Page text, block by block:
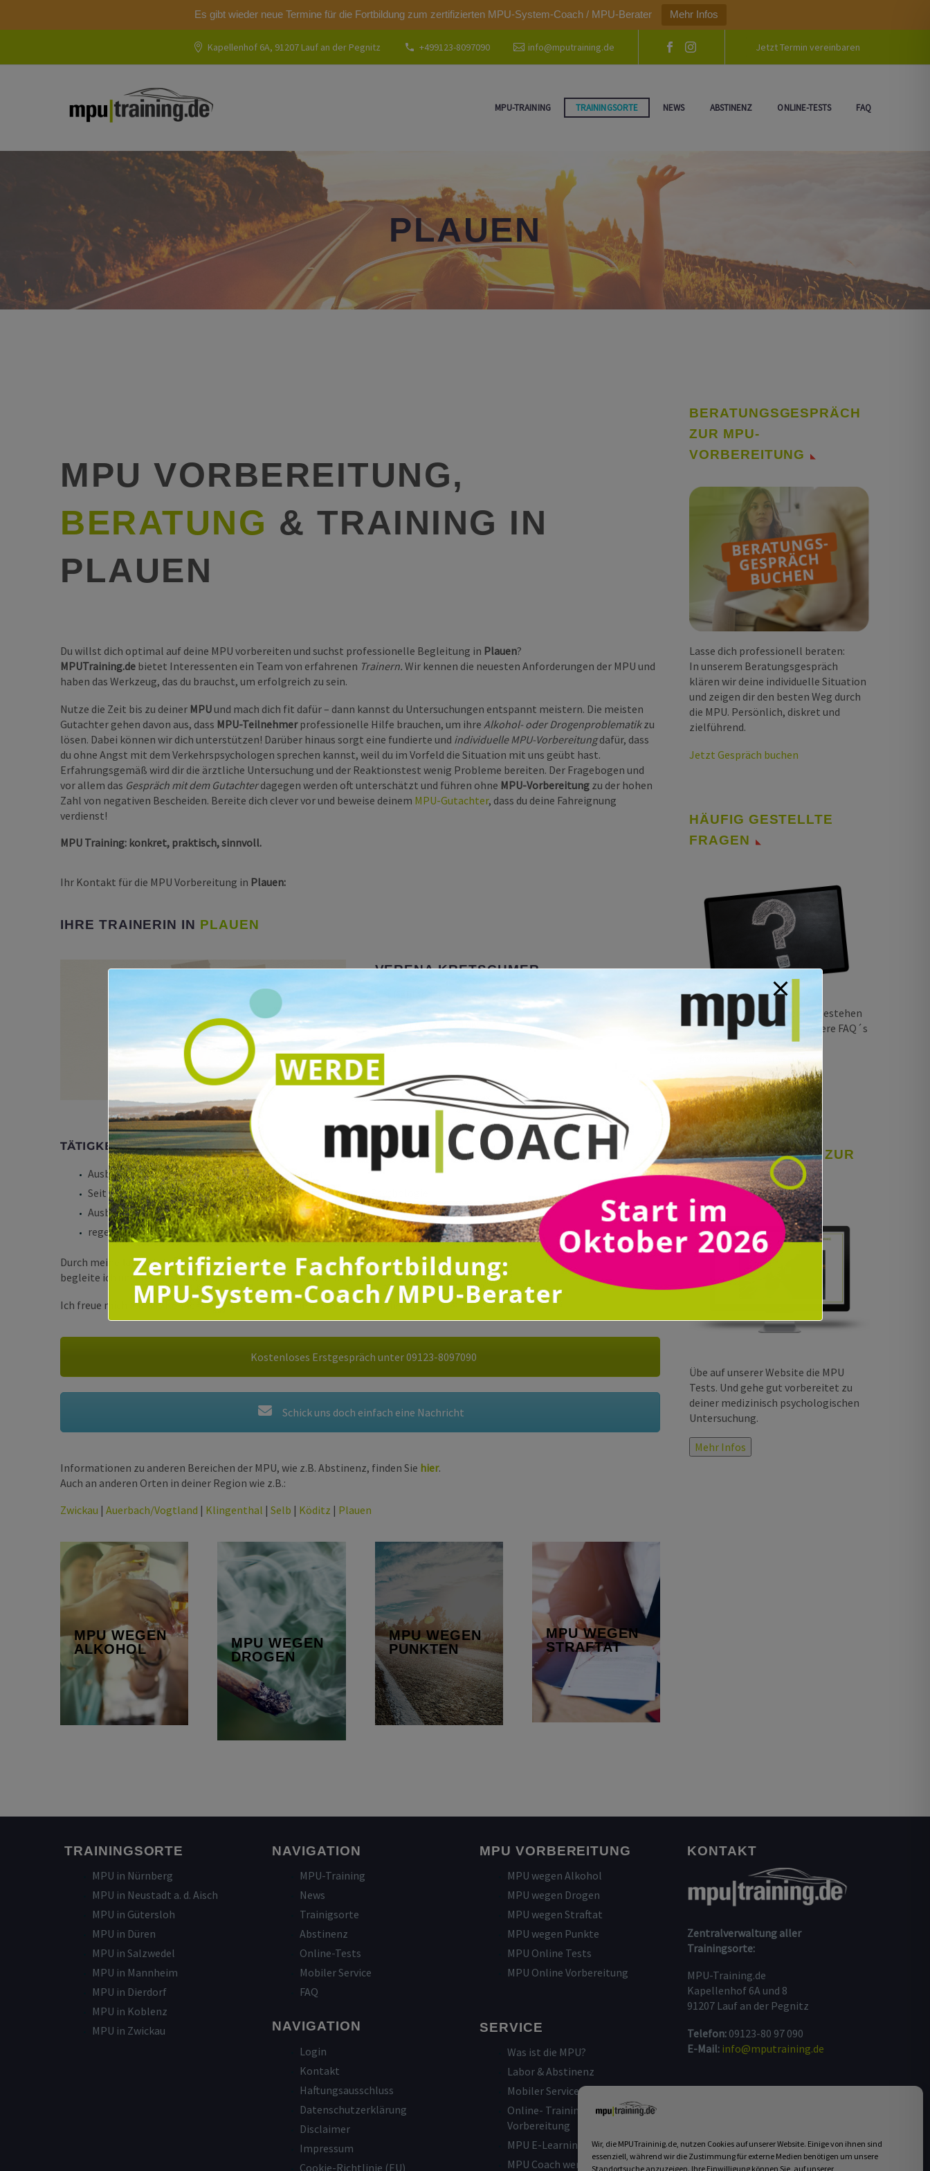
Es gibt wieder neue Termine für die Fortbildung zum zertifizierten MPU-System-Coach / MPU-Berater Mehr Infos
Wir, die MPUTraininig.de, nutzen Cookies auf unserer Website. Einige von ihnen sind
essenziell, während wir die Zustimmung für externe Medien benötigen um unsere
Standortsuche anzuzeigen. Ihre Einwilligung können Sie, auf unserer
Kapellenhof 6A, 91207 Lauf an der Pegnitz +499123-8097090 info@mputraining.de Jetzt Termin vereinbaren
MPU-TRAINING TRAININGSORTE NEWS ABSTINENZ ONLINE-TESTS FAQ
PLAUEN
MPU VORBEREITUNG,
BERATUNG & TRAINING IN
PLAUEN
Du willst dich optimal auf deine MPU vorbereiten und suchst professionelle Begleitung in Plauen?
MPUTraining.de bietet Interessenten ein Team von erfahrenen Trainern. Wir kennen die neuesten Anforderungen der MPU und
haben das Werkzeug, das du brauchst, um erfolgreich zu sein.
Nutze die Zeit bis zu deiner MPU und mach dich fit dafür – dann kannst du Untersuchungen entspannt meistern. Die meisten
Gutachter gehen davon aus, dass MPU-Teilnehmerprofessionelle Hilfe brauchen, um ihre Alkohol- oder Drogenproblematikzu
lösen. Dabei können wir dich unterstützen! Darüber hinaus sorgt eine fundierte und individuelle MPU-Vorbereitungdafür, dass
du ohne Angst mit dem Verkehrspsychologen sprechen kannst, weil du im Vorfeld die Situation mit uns geübt hast.
Erfahrungsgemäß wird dir die ärztliche Untersuchung und der Reaktionstest wenig Probleme bereiten. Der Fragebogen und
vor allem das Gespräch mit dem Gutachterdagegen werden oft unterschätzt und führen ohne MPU-Vorbereitung zu der hohen
Zahl von negativen Bescheiden. Bereite dich clever vor und beweise deinem MPU-Gutachter, dass du deine Fahreignung
verdienst!
MPU Training: konkret, praktisch, sinnvoll.
Ihr Kontakt für die MPU Vorbereitung in Plauen:
IHRE TRAINERIN IN PLAUEN
VERENA KRETSCHMER
Reußenländer Straße 42
08525 Plauen
+49(0) 176 72 46 20 66
verena.kretschmer@mputraining.de
TÄTIGKEITEN:
Ausbildung zur examinierten Krankenschwester
Seit einige Jahre in verschiedenen Stationen der Pflege und Psychologie
Ausbildung zurHeilpraktikerin für Psychotherapie
regelmäßigFort- und Weiterbildungenund halte meine Praxis immer auf dem neuesten Stand.
Durch meine langjährige Erfahrungim Umgang mit Menschen unterstütze und
begleite ich unsere Mitmenschen sehr erfolgreich auf ihrem Weg zur MPU.
Ich freue mich auf das Kennenlernen und die Zusammenarbeit mit euch.
Kostenloses Erstgespräch unter 09123-8097090
Schick uns doch einfach eine Nachricht
Informationen zu anderen Bereichen der MPU, wie z.B. Abstinenz, finden Sie hier.
Auch an anderen Orten in deiner Region wie z.B.:
Zwickau | Auerbach/Vogtland | Klingenthal | Selb | Köditz | Plauen
MPU WEGEN
ALKOHOL
MPU WEGEN
ALKOHOL
bei einer
Alkoholfahrt ab 1,6
Promille Alkohol im
Blut oder…
Mehr erfahren
MPU WEGEN
DROGEN
MPU WEGEN
DROGEN
Abhängigkeiten von
Stoffen, die dem
Betäubungsmittelgesetz
(BtmG)
unterliegen…
Mehr erfahren
MPU WEGEN
PUNKTEN
Bei der MPU wirst du
in verschiedenen
Bereichen bewertet,
…
Mehr erfahren
MPU WEGEN
STRAFTAT
MPU WEGEN
STRAFTAT
Straßenverkehrs-
gefährdung…
Fahrerflucht
Mehr erfahren
BERATUNGSGESPRÄCH
ZUR MPU-
VORBEREITUNG
Lasse dich professionell beraten:
In unserem Beratungsgespräch
klären wir deine individuelle Situation
und zeigen dir den besten Weg durch
die MPU. Persönlich, diskret und
zielführend.
Jetzt Gespräch buchen
HÄUFIG GESTELLTE
FRAGEN
Sollten noch Unklarheiten bestehen
dann schau dir doch mal unsere FAQ´s
an, vielleicht findest du dort
Antworten auf deine Fragen.
Mehr Infos
MPU ONLINE TEST ZUR
VORBEREITUNG
Übe auf unserer Website die MPU
Tests. Und gehe gut vorbereitet zu
deiner medizinisch psychologischen
Untersuchung.
Mehr Infos
TRAININGSORTE
MPU in Nürnberg
MPU in Neustadt a. d. Aisch
MPU in Gütersloh
MPU in Düren
MPU in Salzwedel
MPU in Mannheim
MPU in Dierdorf
MPU in Koblenz
MPU in Zwickau
NAVIGATION
MPU-Training
News
Trainigsorte
Abstinenz
Online-Tests
Mobiler Service
FAQ
NAVIGATION
Login
Kontakt
Haftungsausschluss
Datenschutzerklärung
Disclaimer
Impressum
Cookie-Richtlinie (EU)
MPU VORBEREITUNG
MPU wegen Alkohol
MPU wegen Drogen
MPU wegen Straftat
MPU wegen Punkte
MPU Online Tests
MPU Online Vorbereitung
SERVICE
Was ist die MPU?
Labor & Abstinenz
Mobiler Service
Online- Training und
Vorbereitung
MPU E-Learning
MPU Coach werden
KONTAKT
Zentralverwaltung aller
Trainingsorte:
MPU-Training.de
Kapellenhof 6A und 8
91207 Lauf an der Pegnitz
Telefon: 09123-80 97 090
E-Mail: info@mputraining.de
modal-check